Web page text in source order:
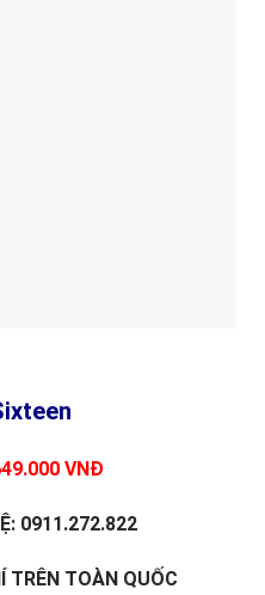
VNĐ
0911.272.822
TRÊN TOÀN QUỐC